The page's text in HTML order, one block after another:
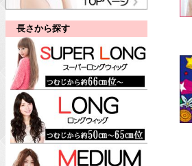
長さから探す